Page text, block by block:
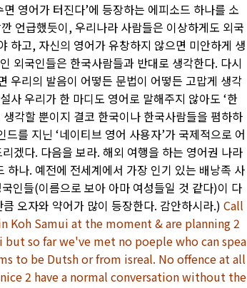
영어가 터진다’에 등장하는 에피소드 하나를 소
언급했듯이, 우리나라 사람들은 이상하게도 외국
하고, 자신의 영어가 유창하지 않으면 미안하게 생
외국인들은 한국사람들과 반대로 생각한다. 다시
우리의 발음이 어떻든 문법이 어떻든 고맙게 생각
사 우리가 한 마디도 영어로 말해주지 않아도 ‘한
각할 뿐이지 결코 한국이나 한국사람들을 폄하하
드를 지닌 ‘네이티브 영어 사용자’가 국제적으로 어
겠다. 다음을 보라. 해외 여행을 하는 영어권 나라
하나. 예전에 전세계에서 가장 인기 있는 배낭족 사
들(이름으로 보아 아마 여성들일 것 같다)이 다
오자와 약어가 많이 등장한다. 감안하시라.) Call
Koh Samui at the moment & are planning 2
but so far we've met no poeple who can spea
to be Dutsh or from isreal. No offence at all
2 have a normal conversation without the